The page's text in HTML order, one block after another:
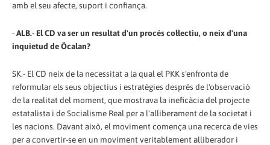
amb el seu afecte, suport i confiança.
-ALB.- El CD va ser un resultat d'un procés col·lectiu, o neix d'una
inquietud de Öcalan?
SK.- El CD neix de la necessitat a la qual el PKK s'enfronta de
reformular els seus objectius i estratègies després de l'observació
de la realitat del moment, que mostrava la ineficàcia del projecte
estatalista i de Socialisme Real per a l'alliberament de la societat i
les nacions. Davant això, el moviment comença una recerca de vies
per a convertir-se en un moviment veritablement alliberador i